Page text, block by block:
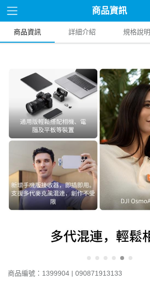
商品資訊
商品資訊 詳細介紹 規格說明
商品編號：1399904 | 090871913133